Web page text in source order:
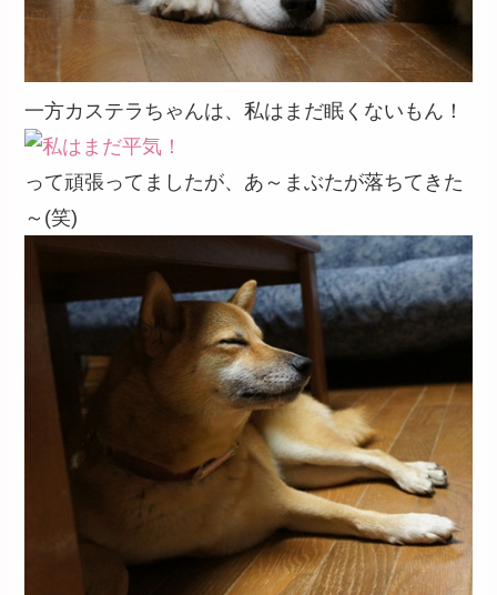
一方カステラちゃんは、私はまだ眠くないもん！
って頑張ってましたが、あ～まぶたが落ちてきた
～(笑)